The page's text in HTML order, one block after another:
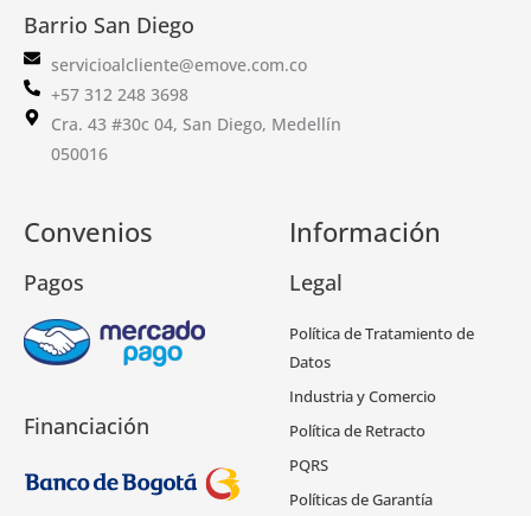
Barrio San Diego
servicioalcliente@emove.com.co
+57 312 248 3698
Cra. 43 #30c 04, San Diego, Medellín
050016
Convenios
Pagos
Financiación
Información
Legal
Política de Tratamiento de
Datos
Industria y Comercio
Política de Retracto
PQRS
Políticas de Garantía